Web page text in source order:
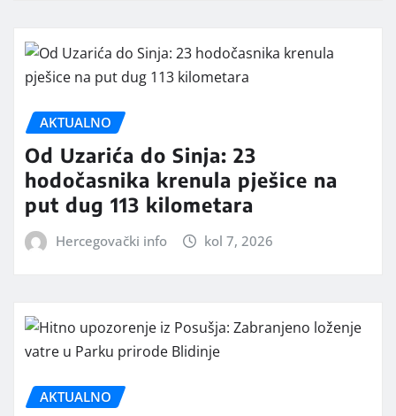
AKTUALNO
Od Uzarića do Sinja: 23
hodočasnika krenula pješice na
put dug 113 kilometara
Hercegovački info kol 7, 2026
AKTUALNO